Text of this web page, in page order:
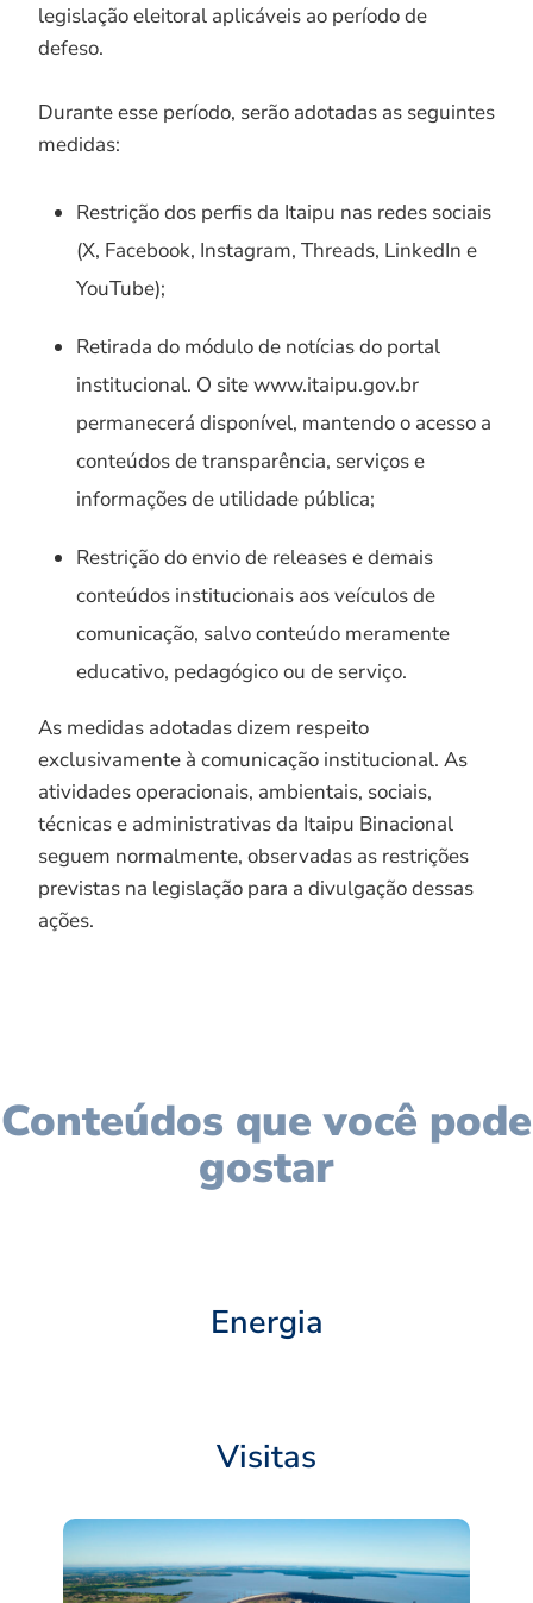
legislação eleitoral aplicáveis ao período de
defeso.
Durante esse período, serão adotadas as seguintes
medidas:
Restrição dos perfis da Itaipu nas redes sociais
(X, Facebook, Instagram, Threads, LinkedIn e
YouTube);
Retirada do módulo de notícias do portal
institucional. O site www.itaipu.gov.br
permanecerá disponível, mantendo o acesso a
conteúdos de transparência, serviços e
informações de utilidade pública;
Restrição do envio de releases e demais
conteúdos institucionais aos veículos de
comunicação, salvo conteúdo meramente
educativo, pedagógico ou de serviço.
As medidas adotadas dizem respeito
exclusivamente à comunicação institucional. As
atividades operacionais, ambientais, sociais,
técnicas e administrativas da Itaipu Binacional
seguem normalmente, observadas as restrições
previstas na legislação para a divulgação dessas
ações.
Conteúdos que você pode
gostar
Energia
Visitas